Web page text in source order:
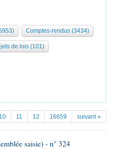
Comptes-rendus (3434)
de lois (101)
10 11 12 16659 suivant »
saisie) - n° 324